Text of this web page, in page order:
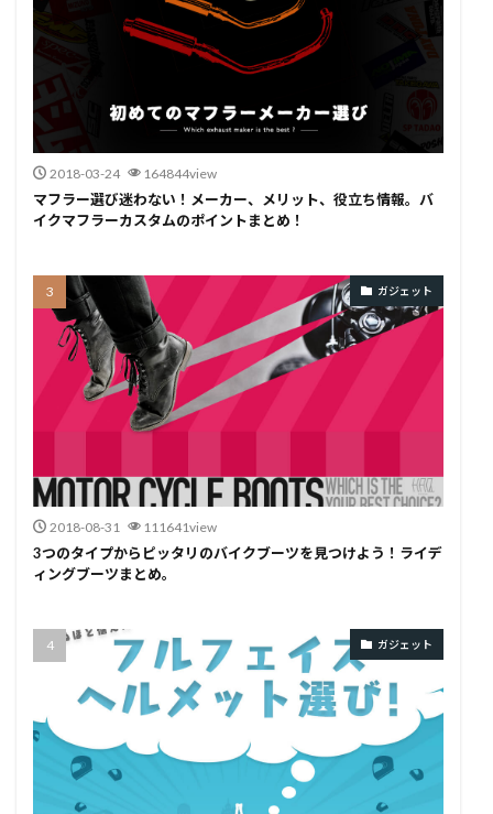
2018-03-24 164844view
マフラー選び迷わない！メーカー、メリット、役立ち情報。バ
イクマフラーカスタムのポイントまとめ！
ガジェット
2018-08-31 111641view
3つのタイプからピッタリのバイクブーツを見つけよう！ライデ
ィングブーツまとめ。
ガジェット